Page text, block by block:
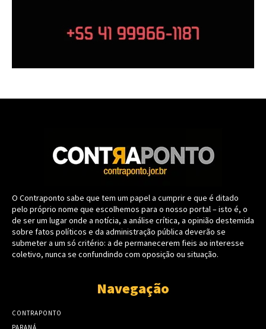
O Contraponto sabe que tem um papel a cumprir e que é ditado
pelo próprio nome que escolhemos para o nosso portal – isto é, o
de ser um lugar onde a notícia, a análise crítica, a opinião destemida
sobre fatos políticos e da administração pública deverão se
submeter a um só critério: a de permanecerem fieis ao interesse
coletivo, nunca se confundindo com oposição ou situação.
Navegação
CONTRAPONTO